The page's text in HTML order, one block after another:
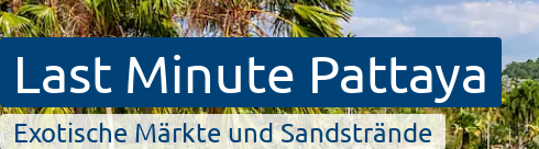
Last Minute Pattaya
Exotische Märkte und Sandstrände